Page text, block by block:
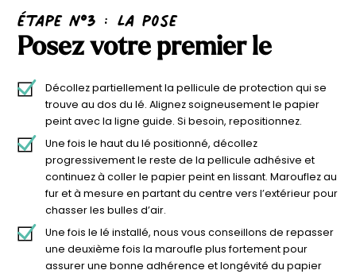
étape n°3 : La pose
Posez votre premier le
Décollez partiellement la pellicule de protection qui se
trouve au dos du lé. Alignez soigneusement le papier
peint avec la ligne guide. Si besoin, repositionnez.
Une fois le haut du lé positionné, décollez
progressivement le reste de la pellicule adhésive et
continuez à coller le papier peint en lissant. Marouflez au
fur et à mesure en partant du centre vers l’extérieur pour
chasser les bulles d’air.
Une fois le lé installé, nous vous conseillons de repasser
une deuxième fois la maroufle plus fortement pour
assurer une bonne adhérence et longévité du papier